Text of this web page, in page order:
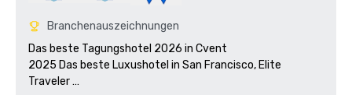
Branchenauszeichnungen
Das beste Tagungshotel 2026 in Cvent
2025 Das beste Luxushotel in San Francisco, Elite
Traveler